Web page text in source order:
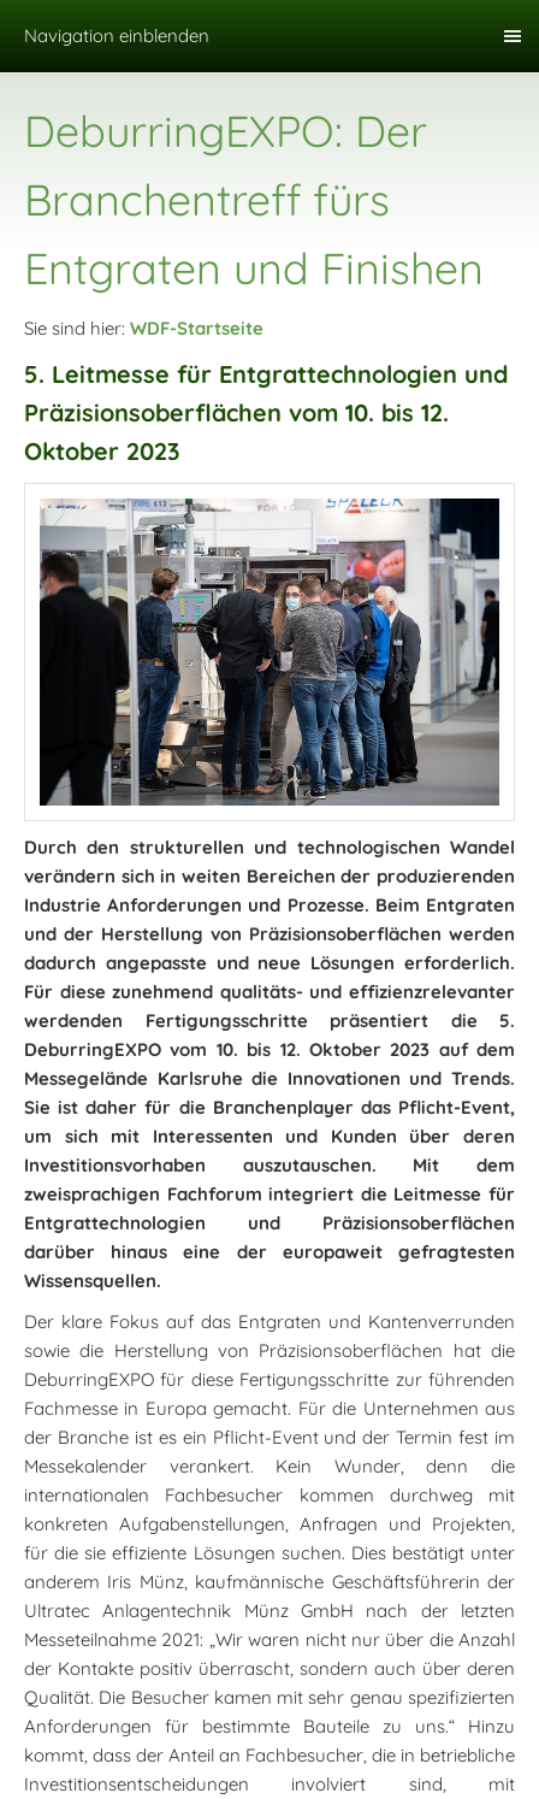
Navigation einblenden
DeburringEXPO: Der
Branchentreff fürs
Entgraten und Finishen
Sie sind hier: WDF-Startseite
5. Leitmesse für Entgrattechnologien und
Präzisionsoberflächen vom 10. bis 12.
Oktober 2023
Durch den strukturellen und technologischen Wandel
verändern sich in weiten Bereichen der produzierenden
Industrie Anforderungen und Prozesse. Beim Entgraten
und der Herstellung von Präzisionsoberflächen werden
dadurch angepasste und neue Lösungen erforderlich.
Für diese zunehmend qualitäts- und effizienzrelevanter
werdenden Fertigungsschritte präsentiert die 5.
DeburringEXPO vom 10. bis 12. Oktober 2023 auf dem
Messegelände Karlsruhe die Innovationen und Trends.
Sie ist daher für die Branchenplayer das Pflicht-Event,
um sich mit Interessenten und Kunden über deren
Investitionsvorhaben auszutauschen. Mit dem
zweisprachigen Fachforum integriert die Leitmesse für
Entgrattechnologien und Präzisionsoberflächen
darüber hinaus eine der europaweit gefragtesten
Wissensquellen.
Der klare Fokus auf das Entgraten und Kantenverrunden
sowie die Herstellung von Präzisionsoberflächen hat die
DeburringEXPO für diese Fertigungsschritte zur führenden
Fachmesse in Europa gemacht. Für die Unternehmen aus
der Branche ist es ein Pflicht-Event und der Termin fest im
Messekalender verankert. Kein Wunder, denn die
internationalen Fachbesucher kommen durchweg mit
konkreten Aufgabenstellungen, Anfragen und Projekten,
für die sie effiziente Lösungen suchen. Dies bestätigt unter
anderem Iris Münz, kaufmännische Geschäftsführerin der
Ultratec Anlagentechnik Münz GmbH nach der letzten
Messeteilnahme 2021: „Wir waren nicht nur über die Anzahl
der Kontakte positiv überrascht, sondern auch über deren
Qualität. Die Besucher kamen mit sehr genau spezifizierten
Anforderungen für bestimmte Bauteile zu uns.“ Hinzu
kommt, dass der Anteil an Fachbesucher, die in betriebliche
Investitionsentscheidungen involviert sind, mit